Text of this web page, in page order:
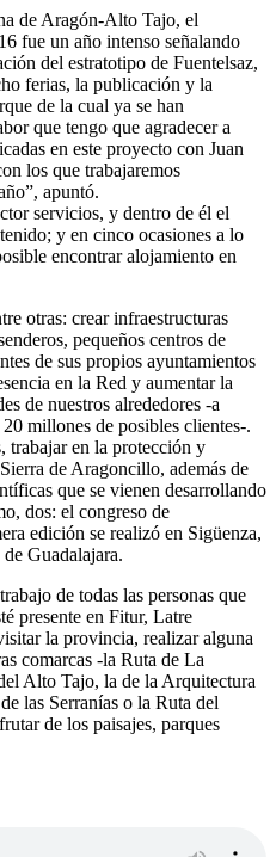
de Aragón-Alto Tajo, el
fue un año intenso señalando
del estratotipo de Fuentelsaz,
ferias, la publicación y la
de la cual ya se han
que tengo que agradecer a
en este proyecto con Juan
los que trabajaremos
apuntó.
servicios, y dentro de él el
y en cinco ocasiones a lo
encontrar alojamiento en
otras: crear infraestructuras
pequeños centros de
de sus propios ayuntamientos
en la Red y aumentar la
de nuestros alrededores -a
millones de posibles clientes-.
trabajar en la protección y
de Aragoncillo, además de
que se vienen desarrollando
dos: el congreso de
edición se realizó en Sigüenza,
Guadalajara.
de todas las personas que
presente en Fitur, Latre
la provincia, realizar alguna
comarcas -la Ruta de La
Alto Tajo, la de la Arquitectura
las Serranías o la Ruta del
de los paisajes, parques